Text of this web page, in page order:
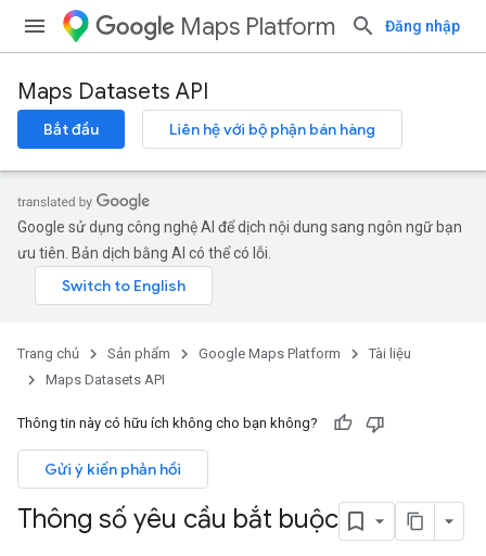
Maps Platform Đăng nhập
Maps Datasets API
Bắt đầu Liên hệ với bộ phận bán hàng
Google sử dụng công nghệ AI để dịch nội dung sang ngôn ngữ bạn
ưu tiên. Bản dịch bằng AI có thể có lỗi.
Trang chủ Sản phẩm Google Maps Platform
Tài liệu
Maps Datasets API
Thông tin này có hữu ích không cho bạn không?
Gửi ý kiến phản hồi
Thông số yêu cầu bắt buộc